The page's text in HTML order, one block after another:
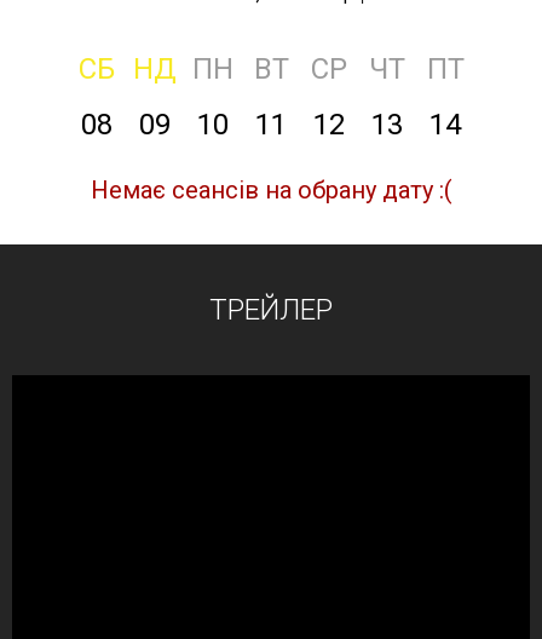
СБ НД ПН ВТ СР ЧТ
ПТ
08
09 10 11 12 13 14
Немає сеансів на обрану дату :(
ТРЕЙЛЕР